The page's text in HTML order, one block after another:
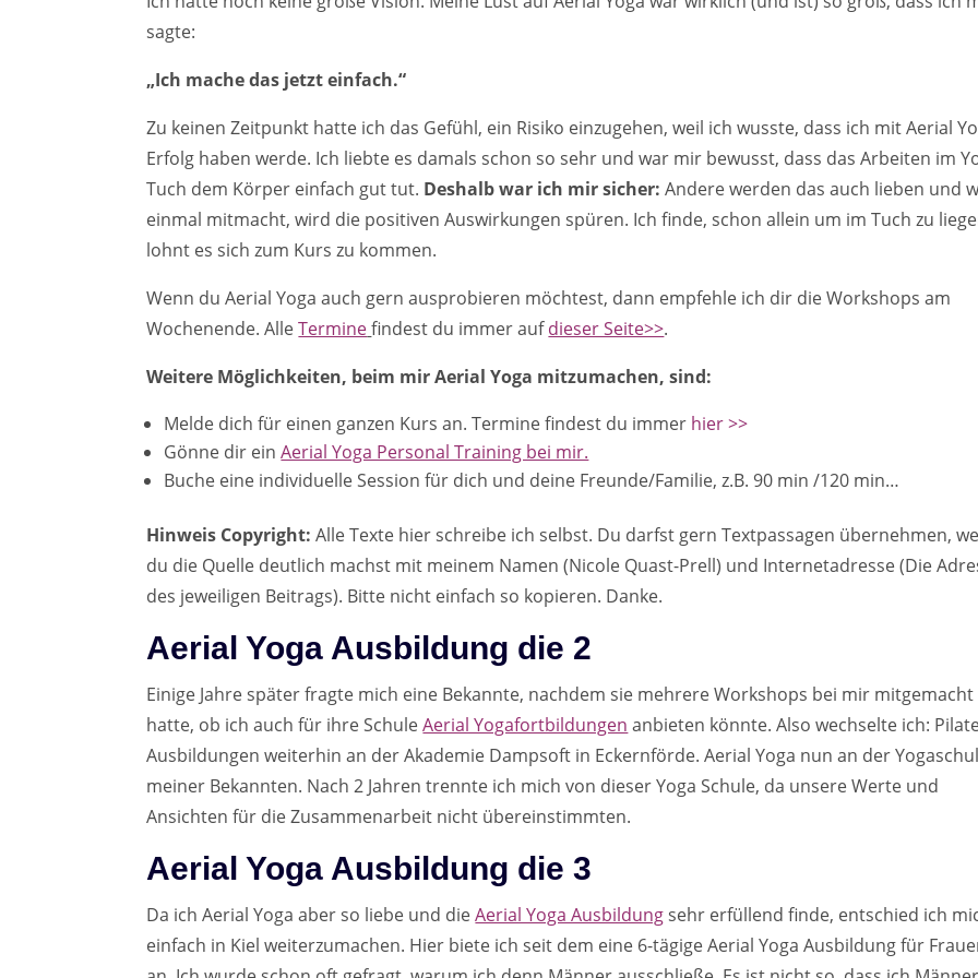
sagte:
„Ich mache das jetzt einfach.“
Zu keinen Zeitpunkt hatte ich das Gefühl, ein Risiko einzugehen, weil ich wusste, dass ich mit Aerial
Erfolg haben werde. Ich liebte es damals schon so sehr und war mir bewusst, dass das Arbeiten im
Tuch dem Körper einfach gut tut. Deshalb war ich mir sicher: Andere werden das auch lieben und
einmal mitmacht, wird die positiven Auswirkungen spüren. Ich finde, schon allein um im Tuch zu
lohnt es sich zum Kurs zu kommen.
Wenn du Aerial Yoga auch gern ausprobieren möchtest, dann empfehle ich dir die Workshops am
Wochenende. AlleTermine findest du immer aufdieser Seite>>.
Weitere Möglichkeiten, beim mir Aerial Yoga mitzumachen, sind:
Melde dich für einen ganzen Kurs an. Termine findest du immer hier >>
Gönne dir einAerial Yoga Personal Training bei mir.
Buche eine individuelle Session für dich und deine Freunde/Familie, z.B. 90 min /120 min…
Hinweis Copyright: Alle Texte hier schreibe ich selbst. Du darfst gern Textpassagen übernehmen,
du die Quelle deutlich machst mit meinem Namen (Nicole Quast-Prell) und Internetadresse (Die
des jeweiligen Beitrags). Bitte nicht einfach so kopieren. Danke.
Aerial Yoga Ausbildung die 2
Einige Jahre später fragte mich eine Bekannte, nachdem sie mehrere Workshops bei mir mitgemacht
hatte, ob ich auch für ihre SchuleAerial Yogafortbildungen anbieten könnte. Also wechselte ich:
Ausbildungen weiterhin an der Akademie Dampsoft in Eckernförde. Aerial Yoga nun an der
meiner Bekannten. Nach 2 Jahren trennte ich mich von dieser Yoga Schule, da unsere Werte und
Ansichten für die Zusammenarbeit nicht übereinstimmten.
Aerial Yoga Ausbildung die 3
Da ich Aerial Yoga aber so liebe und dieAerial Yoga Ausbildungsehr erfüllend finde, entschied ich
einfach in Kiel weiterzumachen. Hier biete ich seit dem eine 6-tägige Aerial Yoga Ausbildung für